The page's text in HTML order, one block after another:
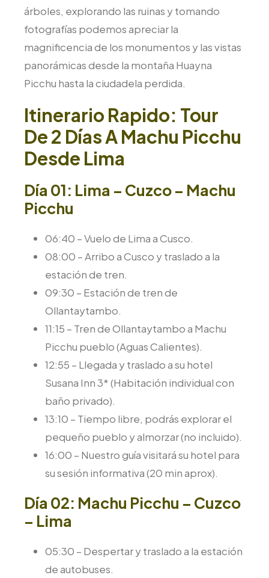
árboles, explorando las ruinas y tomando
fotografías podemos apreciar la
magnificencia de los monumentos y las vistas
panorámicas desde la montaña Huayna
Picchu hasta la ciudadela perdida.
Itinerario Rapido: Tour
De 2 Días A Machu Picchu
Desde Lima
Día 01: Lima – Cuzco – Machu
Picchu
06:40 – Vuelo de Lima a Cusco.
08:00 – Arribo a Cusco y traslado a la
estación de tren.
09:30 – Estación de tren de
Ollantaytambo.
11:15 – Tren de Ollantaytambo a Machu
Picchu pueblo (Aguas Calientes).
12:55 – Llegada y traslado a su hotel
Susana Inn 3* (Habitación individual con
baño privado).
13:10 – Tiempo libre, podrás explorar el
pequeño pueblo y almorzar (no incluido).
16:00 – Nuestro guía visitará su hotel para
su sesión informativa (20 min aprox).
Día 02: Machu Picchu – Cuzco
– Lima
05:30 – Despertar y traslado a la estación
de autobuses.